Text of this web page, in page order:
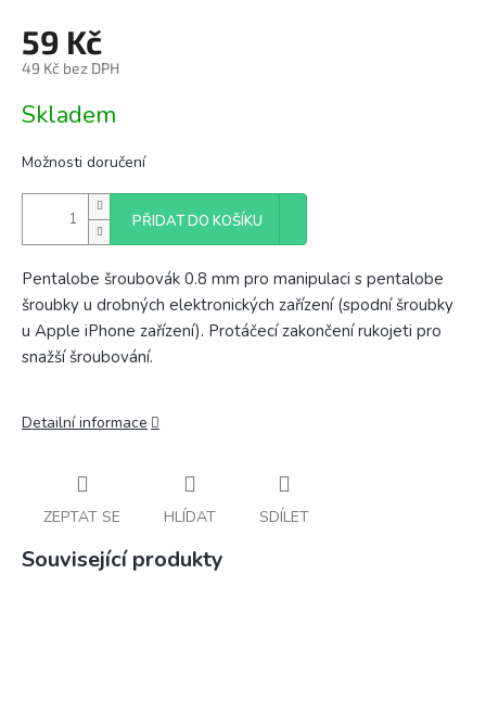
59 Kč
49 Kč bez DPH
cena:
Skladem
Možnosti doručení
PŘIDAT DO KOŠÍKU
Pentalobe šroubovák 0.8 mm pro manipulaci s pentalobe
šroubky u drobných elektronických zařízení (spodní šroubky
u Apple iPhone zařízení). Protáčecí zakončení rukojeti pro
snažší šroubování.
Detailní informace
ZEPTAT SE HLÍDAT SDÍLET
Související produkty